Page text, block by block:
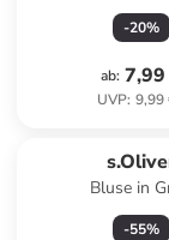
-20%
ab:
UVP: 9,99
Bluse in
-55%